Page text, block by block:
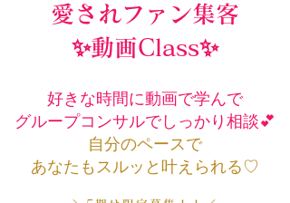
愛されファン集客
✨​動画Class✨
好きな時間に動画で学んで
グループコンサルでしっかり相談💕
​自分のペースで
​あなたもスルッと叶えられる♡